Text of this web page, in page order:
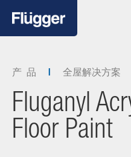
产 品 全屋解决方案
Fluganyl
Floor Paint